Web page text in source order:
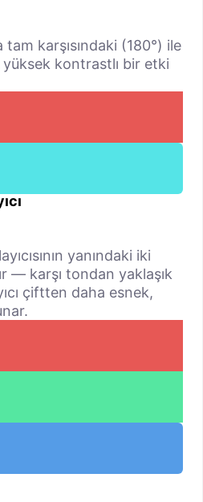
karşısındaki (180°) ile
kontrastlı bir etki
yanındaki iki
— karşı tondan yaklaşık
çiftten daha esnek,